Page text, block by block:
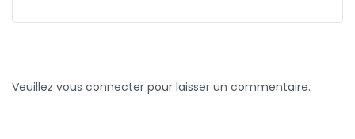
Veuillez vous connecter pour laisser un commentaire.